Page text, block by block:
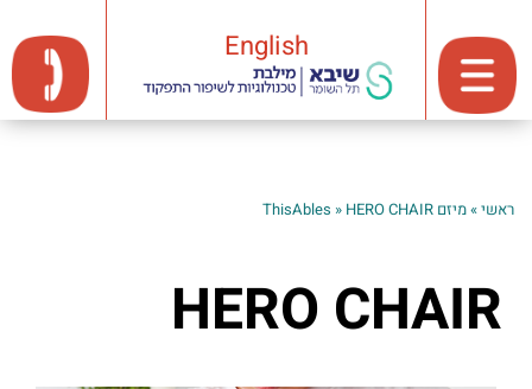
English
ראשי»מיזם ThisAbles » HERO CHAIR
HERO CHAIR